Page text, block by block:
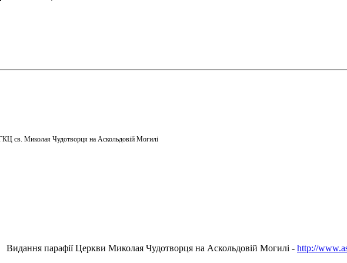
св. Миколая Чудотворця на Аскольдовій Могилі
Видання парафії Церкви Миколая Чудотворця на Аскольдовій Могилі - http://